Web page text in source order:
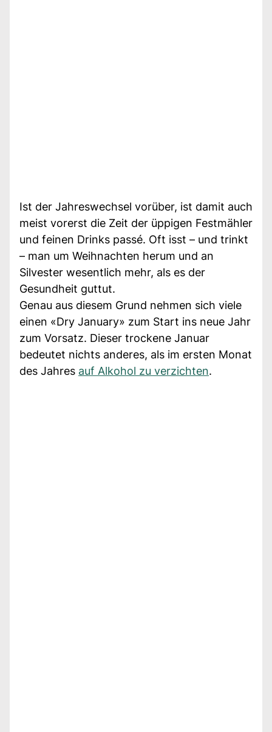
Ist der Jahreswechsel vorüber, ist damit auch
meist vorerst die Zeit der üppigen Festmähler
und feinen Drinks passé. Oft isst – und trinkt
– man um Weihnachten herum und an
Silvester wesentlich mehr, als es der
Gesundheit guttut.
Genau aus diesem Grund nehmen sich viele
einen «Dry January» zum Start ins neue Jahr
zum Vorsatz. Dieser trockene Januar
bedeutet nichts anderes, als im ersten Monat
des Jahres auf Alkohol zu verzichten.